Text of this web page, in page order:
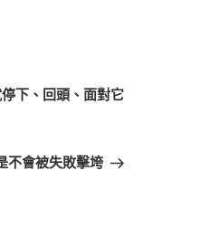
下、回頭、面對它
不會被失敗擊垮